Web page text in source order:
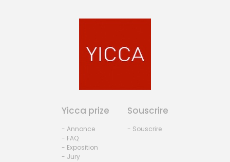
Yicca prize
- Annonce
- FAQ
- Exposition
- Jury
Souscrire
- Souscrire